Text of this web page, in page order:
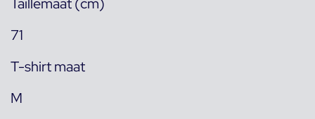
71
T-shirt maat
M